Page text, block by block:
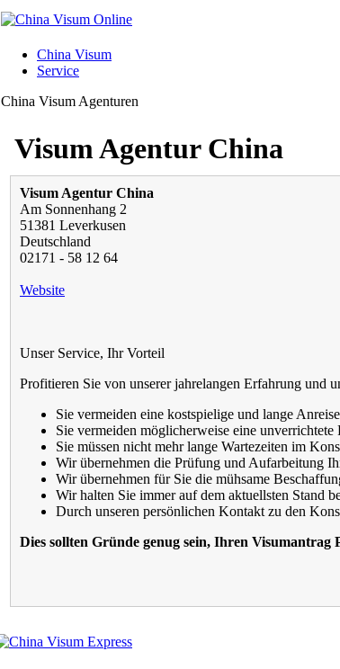
China Visum
Service
China Visum Agenturen
Visum Agentur China
Visum Agentur China
Am Sonnenhang 2
51381 Leverkusen
Deutschland
02171 - 58 12 64
Website
Unser Service, Ihr Vorteil
Profitieren Sie von unserer jahrelangen Erfahrung und
Sie vermeiden eine kostspielige und lange
Sie vermeiden möglicherweise eine
Sie müssen nicht mehr lange Wartezeiten im
Wir übernehmen die Prüfung und Aufarbeitung
Wir übernehmen für Sie die mühsame
Wir halten Sie immer auf dem aktuellsten Stand
Durch unseren persönlichen Kontakt zu den
Dies sollten Gründe genug sein, Ihren Visumantrag